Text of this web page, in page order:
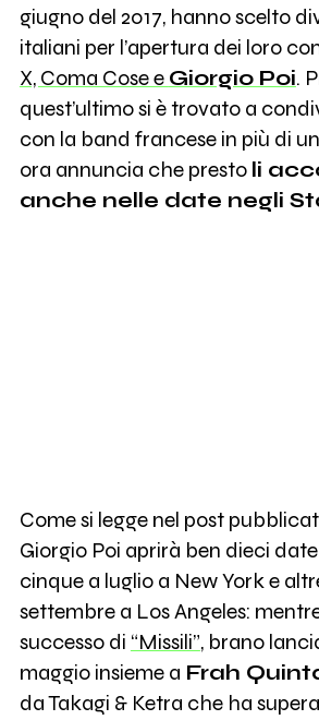
giugno del 2017, hanno scelto
italiani per l’apertura dei loro
X, Coma Cose e Giorgio Poi.
quest’ultimo si è trovato a
con la band francese in più di
ora annuncia che presto li
anche nelle date negli
Come si legge nel post
Giorgio Poi aprirà ben dieci
cinque a luglio a New York e
settembre a Los Angeles:
successo di “Missili”, brano
maggio insieme a Frah
da Takagi & Ketra che ha